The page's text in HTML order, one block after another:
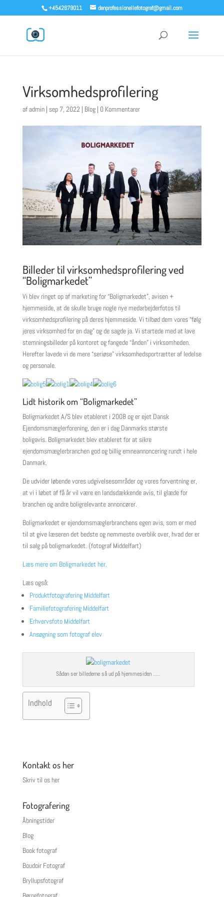
+4542679011 denprofessionellefotograf@gmail.com
Virksomhedsprofilering
af admin| sep 7, 2022 | Blog| 0 Kommentarer
Billeder til virksomhedsprofilering ved
“Boligmarkedet”
Vi blev ringet op af marketing for “Boligmarkedet”, avisen +
hjemmeside, at de skulle bruge nogle nye medarbejderfotos til
virksomhedsprofilering på deres hjemmeside. Vi tilbød dem vores “følg
jeres virksomhed for en dag” og de sagde ja. Vi startede med at lave
stemningsbilleder på kontoret og fangede “ånden” i virksomheden.
Herefter lavede vi de mere “seriøse” virksomhedsportrætter af ledelse
og personale.
Lidt historik om “Boligmarkedet”
Boligmarkedet A/S blev etableret i 2008 og er ejet Dansk
Ejendomsmæglerforening, den er i dag Danmarks største
boligavis. Boligmarkedet blev etableret for at sikre
ejendomsmæglerbranchen god og billig emneannoncering rundt i hele
Danmark.
De udvider løbende vores udgivelsesområder og vores forventning er,
at vi i løbet af få år vil være en landsdækkende avis, til glæde for
branchen og andre boligrelevante annoncører.
Boligmarkedet er ejendomsmæglerbranchens egen avis, som er med
til at give læseren det bedste og nemmeste overblik over, hvad der er
til salg på boligmarkedet. (fotograf Middelfart)
Læs mere om Boligmarkedet her.
Læs også:
Produktfotografering Middelfart
Familiefotografering Middelfart
Erhvervsfoto Middelfart
Ansøgning som fotograf elev
Sådan ser billederne så ud på hjemmesiden …..
Indhold
Kontakt os her
Skriv til os her
Fotografering
Åbningstider
Blog
Book fotograf
Boudoir Fotograf
Bryllupsfotograf